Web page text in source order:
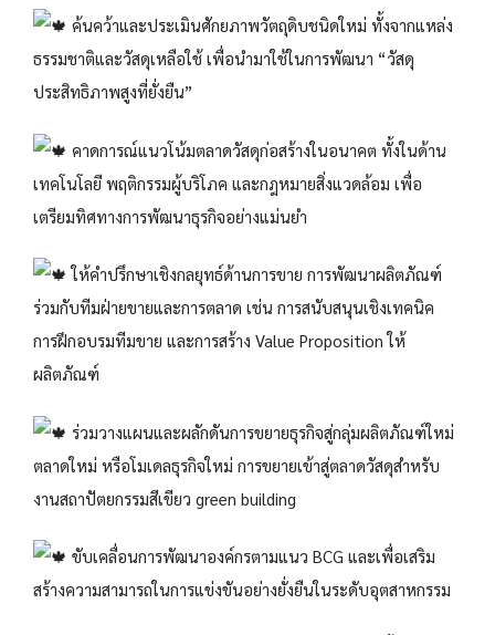
ค้นคว้าและประเมินศักยภาพวัตถุดิบชนิดใหม่ ทั้งจากแหล่ง
ธรรมชาติและวัสดุเหลือใช้ เพื่อนำมาใช้ในการพัฒนา “วัสดุ
ประสิทธิภาพสูงที่ยั่งยืน”
คาดการณ์แนวโน้มตลาดวัสดุก่อสร้างในอนาคต ทั้งในด้าน
เทคโนโลยี พฤติกรรมผู้บริโภค และกฎหมายสิ่งแวดล้อม เพื่อ
เตรียมทิศทางการพัฒนาธุรกิจอย่างแม่นยำ
ให้คำปรึกษาเชิงกลยุทธ์ด้านการขาย การพัฒนาผลิตภัณฑ์
ร่วมกับทีมฝ่ายขายและการตลาด เช่น การสนับสนุนเชิงเทคนิค
การฝึกอบรมทีมขาย และการสร้าง Value Proposition ให้
ผลิตภัณฑ์
ร่วมวางแผนและผลักดันการขยายธุรกิจสู่กลุ่มผลิตภัณฑ์ใหม่
ตลาดใหม่ หรือโมเดลธุรกิจใหม่ การขยายเข้าสู่ตลาดวัสดุสำหรับ
งานสถาปัตยกรรมสีเขียว green building
ขับเคลื่อนการพัฒนาองค์กรตามแนว BCG และเพื่อเสริม
สร้างความสามารถในการแข่งขันอย่างยั่งยืนในระดับอุตสาหกรรม